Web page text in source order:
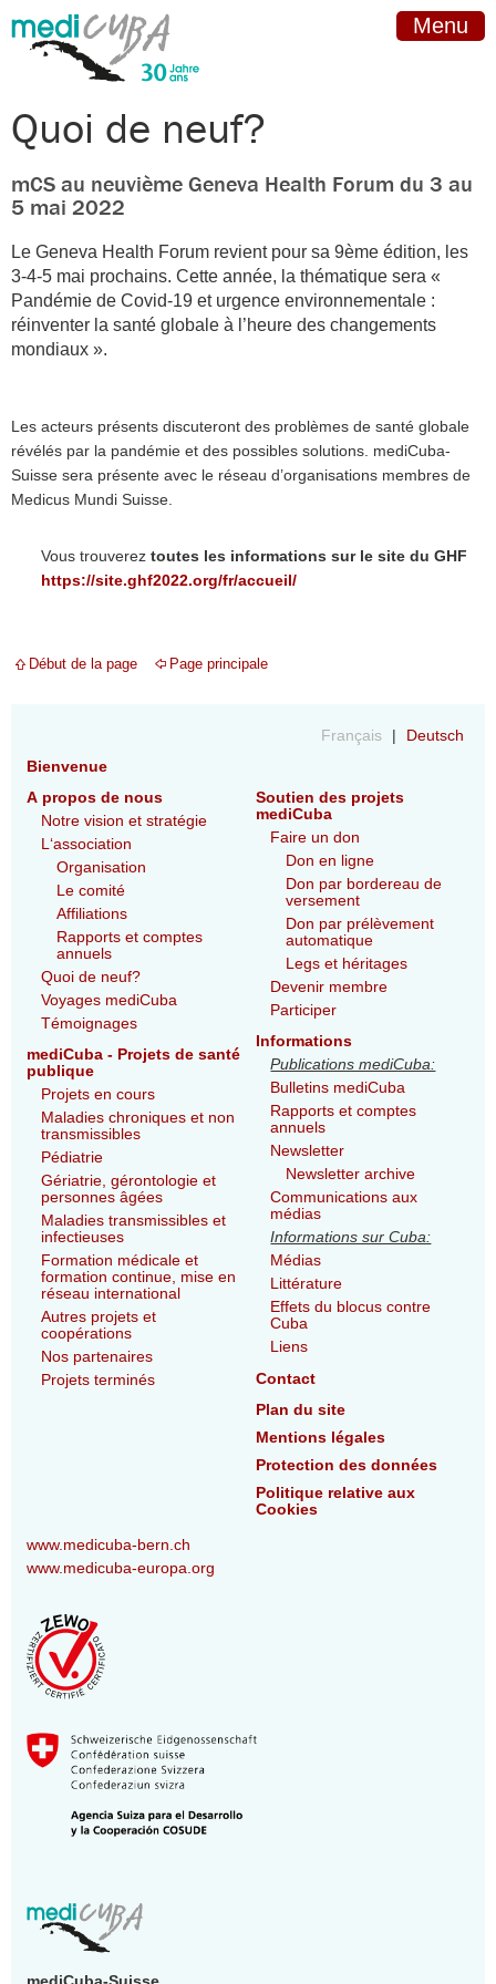
Menu
Quoi de neuf?
mCS au neuvième Geneva Health Forum du 3 au
5 mai 2022
Le Geneva Health Forum revient pour sa 9ème édition, les
3-4-5 mai prochains. Cette année, la thématique sera «
Pandémie de Covid-19 et urgence environnementale :
réinventer la santé globale à l’heure des changements
mondiaux ».
Les acteurs présents discuteront des problèmes de santé globale
révélés par la pandémie et des possibles solutions. mediCuba-
Suisse sera présente avec le réseau d’organisations membres de
Medicus Mundi Suisse.
Vous trouverez toutes les informations sur le site du GHF
https://site.ghf2022.org/fr/accueil/
Début de la page Page principale
Français
Deutsch
Bienvenue
A propos de nous
Notre vision et stratégie
L‘association
Organisation
Le comité
Affiliations
Rapports et comptes
annuels
Quoi de neuf?
Voyages mediCuba
Témoignages
mediCuba - Projets de santé
publique
Projets en cours
Maladies chroniques et non
transmissibles
Pédiatrie
Gériatrie, gérontologie et
personnes âgées
Maladies transmissibles et
infectieuses
Formation médicale et
formation continue, mise en
réseau international
Autres projets et
coopérations
Nos partenaires
Projets terminés
Soutien des projets
mediCuba
Faire un don
Don en ligne
Don par bordereau de
versement
Don par prélèvement
automatique
Legs et héritages
Devenir membre
Participer
Informations
Publications mediCuba:
Bulletins mediCuba
Rapports et comptes
annuels
Newsletter
Newsletter archive
Communications aux
médias
Informations sur Cuba:
Médias
Littérature
Effets du blocus contre
Cuba
Liens
Contact
Plan du site
Mentions légales
Protection des données
Politique relative aux
Cookies
www.medicuba-bern.ch
www.medicuba-europa.org